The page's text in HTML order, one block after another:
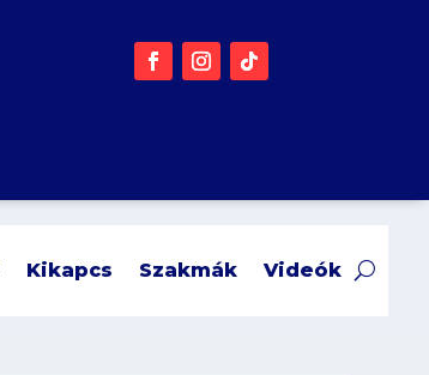
Kikapcs Szakmák Videók